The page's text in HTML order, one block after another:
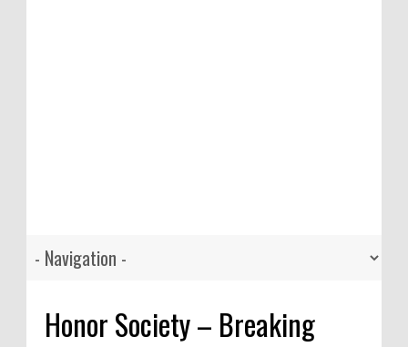
Honor Society – Breaking